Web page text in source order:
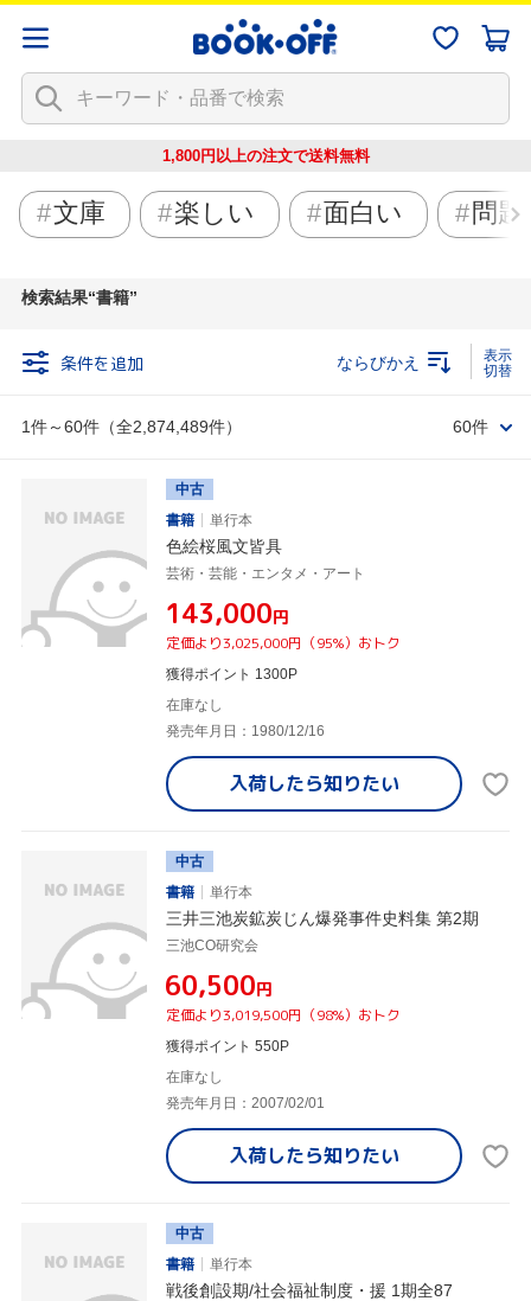
1,800円以上の注文で送料無料
文庫 楽しい 面白い 問題
検索結果 書籍
条件を追加
1件～60件（全2,874,489件）
ならびかえ
60件
中古
書籍
単行本
色絵桜風文皆具
芸術・芸能・エンタメ・アート
¥143,000円
定価より3,025,000円（95%）おトク
獲得ポイント 1300P
在庫なし
発売年月日：1980/12/16
入荷したら知りたい
中古
書籍
単行本
三井三池炭鉱炭じん爆発事件史料集 第2期
三池CO研究会
¥60,500円
定価より3,019,500円（98%）おトク
獲得ポイント 550P
在庫なし
発売年月日：2007/02/01
入荷したら知りたい
中古
書籍
単行本
戦後創設期/社会福祉制度・援 1期全87